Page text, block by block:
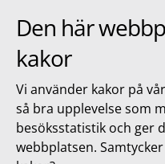
Den här
kakor
Vi använder kakor på
så bra upplevelse som
besöksstatistik och ger
webbplatsen.